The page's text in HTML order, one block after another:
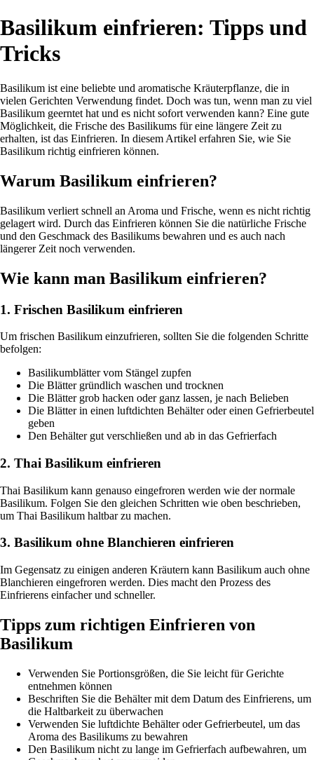
Basilikum einfrieren: Tipps und
Tricks
Basilikum ist eine beliebte und aromatische Kräuterpflanze, die in
vielen Gerichten Verwendung findet. Doch was tun, wenn man zu viel
Basilikum geerntet hat und es nicht sofort verwenden kann? Eine gute
Möglichkeit, die Frische des Basilikums für eine längere Zeit zu
erhalten, ist das Einfrieren. In diesem Artikel erfahren Sie, wie Sie
Basilikum richtig einfrieren können.
Warum Basilikum einfrieren?
Basilikum verliert schnell an Aroma und Frische, wenn es nicht richtig
gelagert wird. Durch das Einfrieren können Sie die natürliche Frische
und den Geschmack des Basilikums bewahren und es auch nach
längerer Zeit noch verwenden.
Wie kann man Basilikum einfrieren?
1. Frischen Basilikum einfrieren
Um frischen Basilikum einzufrieren, sollten Sie die folgenden Schritte
befolgen:
Basilikumblätter vom Stängel zupfen
Die Blätter gründlich waschen und trocknen
Die Blätter grob hacken oder ganz lassen, je nach Belieben
Die Blätter in einen luftdichten Behälter oder einen Gefrierbeutel
geben
Den Behälter gut verschließen und ab in das Gefrierfach
2. Thai Basilikum einfrieren
Thai Basilikum kann genauso eingefroren werden wie der normale
Basilikum. Folgen Sie den gleichen Schritten wie oben beschrieben,
um Thai Basilikum haltbar zu machen.
3. Basilikum ohne Blanchieren einfrieren
Im Gegensatz zu einigen anderen Kräutern kann Basilikum auch ohne
Blanchieren eingefroren werden. Dies macht den Prozess des
Einfrierens einfacher und schneller.
Tipps zum richtigen Einfrieren von
Basilikum
Verwenden Sie Portionsgrößen, die Sie leicht für Gerichte
entnehmen können
Beschriften Sie die Behälter mit dem Datum des Einfrierens, um
die Haltbarkeit zu überwachen
Verwenden Sie luftdichte Behälter oder Gefrierbeutel, um das
Aroma des Basilikums zu bewahren
Den Basilikum nicht zu lange im Gefrierfach aufbewahren, um